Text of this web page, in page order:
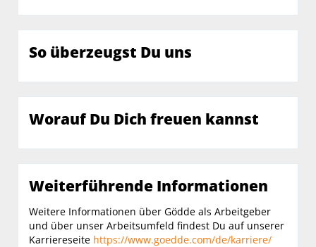
So überzeugst Du uns
Worauf Du Dich freuen kannst
Weiterführende Informationen
Weitere Informationen über Gödde als Arbeitgeber
und über unser Arbeitsumfeld findest Du auf unserer
Karriereseite https://www.goedde.com/de/karriere/